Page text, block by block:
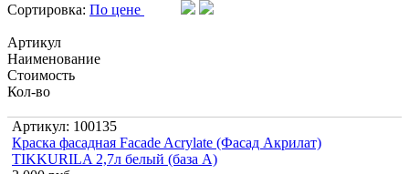
Сортировка: По цене
Артикул
Наименование
Стоимость
Кол-во
Артикул: 100135
Краска фасадная Facade Acrylate (Фасад Акрилат)
TIKKURILA 2,7л белый (база А)